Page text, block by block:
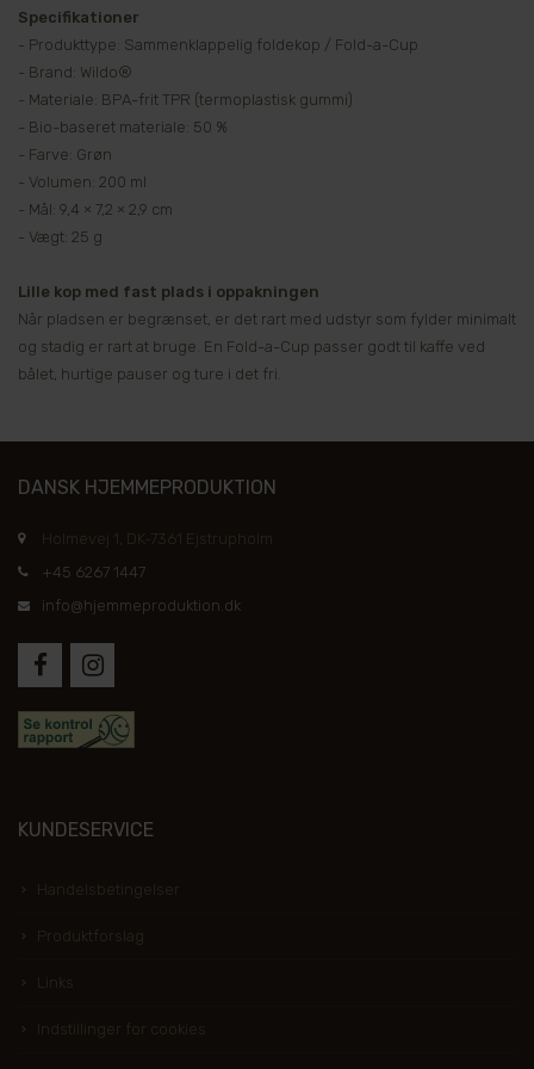
Specifikationer
- Produkttype: Sammenklappelig foldekop / Fold-a-Cup
- Brand: Wildo®
- Materiale: BPA-frit TPR (termoplastisk gummi)
- Bio-baseret materiale: 50 %
- Farve: Grøn
- Volumen: 200 ml
- Mål: 9,4 × 7,2 × 2,9 cm
- Vægt: 25 g
Lille kop med fast plads i oppakningen
Når pladsen er begrænset, er det rart med udstyr som fylder minimalt
og stadig er rart at bruge. En Fold-a-Cup passer godt til kaffe ved
bålet, hurtige pauser og ture i det fri.
DANSK HJEMMEPRODUKTION
Holmevej 1, DK-7361 Ejstrupholm
+45 6267 1447
info@hjemmeproduktion.dk
KUNDESERVICE
Handelsbetingelser
Produktforslag
Indstillinger for cookies